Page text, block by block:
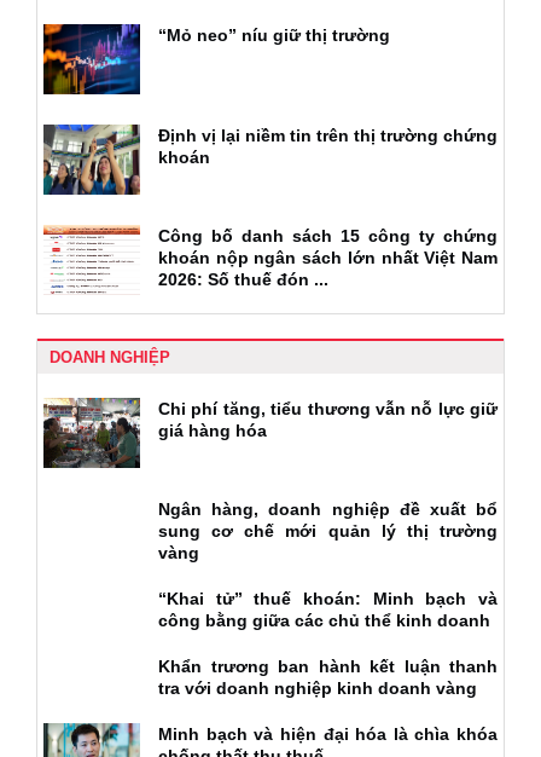
“Mỏ neo” níu giữ thị trường
Định vị lại niềm tin trên thị trường chứng
khoán
Công bố danh sách 15 công ty chứng
khoán nộp ngân sách lớn nhất Việt Nam
2026: Số thuế đón ...
DOANH NGHIỆP
Chi phí tăng, tiểu thương vẫn nỗ lực giữ
giá hàng hóa
Ngân hàng, doanh nghiệp đề xuất bổ
sung cơ chế mới quản lý thị trường
vàng
“Khai tử” thuế khoán: Minh bạch và
công bằng giữa các chủ thể kinh doanh
Khẩn trương ban hành kết luận thanh
tra với doanh nghiệp kinh doanh vàng
Minh bạch và hiện đại hóa là chìa khóa